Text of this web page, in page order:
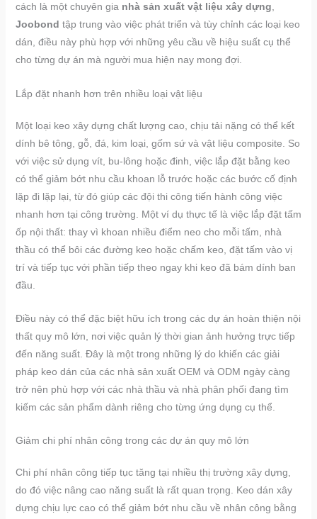
cách là một chuyên gia nhà sản xuất vật liệu xây dựng
Joobond tập trung vào việc phát triển và tùy chỉnh các loại keo
dán, điều này phù hợp với những yêu cầu về hiệu suất cụ thể
cho từng dự án mà người mua hiện nay mong đợi.
Lắp đặt nhanh hơn trên nhiều loại vật liệu
Một loại keo xây dựng chất lượng cao, chịu tải nặng có thể kết
dính bê tông, gỗ, đá, kim loại, gốm sứ và vật liệu composite. So
với việc sử dụng vít, bu-lông hoặc đinh, việc lắp đặt bằng keo
có thể giảm bớt nhu cầu khoan lỗ trước hoặc các bước cố định
lặp đi lặp lại, từ đó giúp các đội thi công tiến hành công việc
nhanh hơn tại công trường. Một ví dụ thực tế là việc lắp đặt tấm
ốp nội thất: thay vì khoan nhiều điểm neo cho mỗi tấm, nhà
thầu có thể bôi các đường keo hoặc chấm keo, đặt tấm vào vị
trí và tiếp tục với phần tiếp theo ngay khi keo đã bám dính ban
đầu.
Điều này có thể đặc biệt hữu ích trong các dự án hoàn thiện nội
thất quy mô lớn, nơi việc quản lý thời gian ảnh hưởng trực tiếp
đến năng suất. Đây là một trong những lý do khiến các giải
pháp keo dán của các nhà sản xuất OEM và ODM ngày càng
trở nên phù hợp với các nhà thầu và nhà phân phối đang tìm
kiếm các sản phẩm dành riêng cho từng ứng dụng cụ thể.
Giảm chi phí nhân công trong các dự án quy mô lớn
Chi phí nhân công tiếp tục tăng tại nhiều thị trường xây dựng,
do đó việc nâng cao năng suất là rất quan trọng. Keo dán xây
dựng chịu lực cao có thể giảm bớt nhu cầu về nhân công bằng